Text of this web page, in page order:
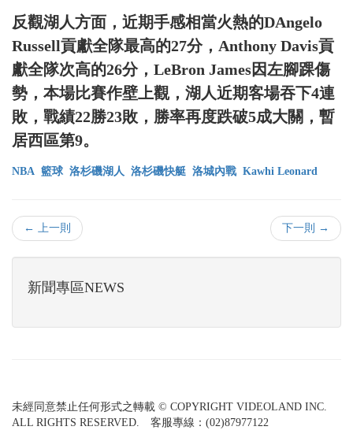
反觀湖人方面，近期手感相當火熱的DAngelo
Russell貢獻全隊最高的27分，Anthony Davis貢
獻全隊次高的26分，LeBron James因左腳踝傷
勢，本場比賽作壁上觀，湖人近期客場吞下4連
敗，戰績22勝23敗，勝率再度跌破5成大關，暫
居西區第9。
NBA 籃球 洛杉磯湖人 洛杉磯快艇 洛城內戰 Kawhi Leonard
← 上一則 下一則 →
新聞專區NEWS
未經同意禁止任何形式之轉載 © COPYRIGHT VIDEOLAND INC.
ALL RIGHTS RESERVED. 客服專線：(02)87977122